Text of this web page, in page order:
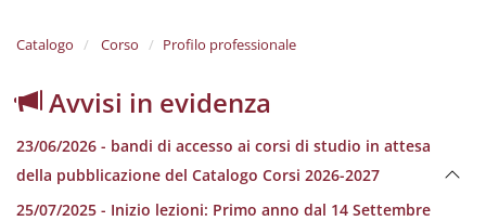
Catalogo Corso Profilo professionale
Avvisi in evidenza
23/06/2026 - bandi di accesso ai corsi di studio in attesa
della pubblicazione del Catalogo Corsi 2026-2027
25/07/2025 - Inizio lezioni: Primo anno dal 14 Settembre